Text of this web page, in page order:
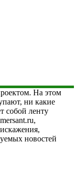
На этом
ни какие
собой ленту
новостей